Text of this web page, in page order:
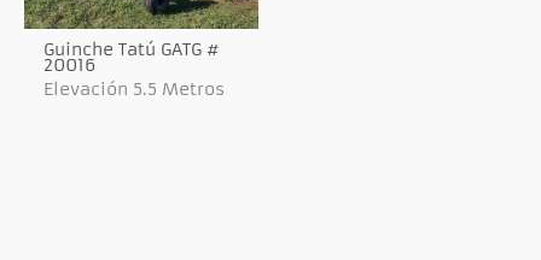
Guinche Tatú GATG #
20016
Elevación 5.5 Metros